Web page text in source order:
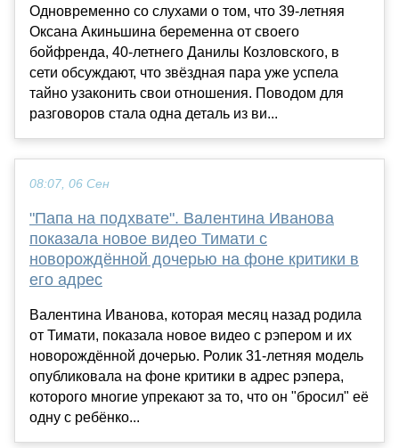
Одновременно со слухами о том, что 39-летняя
Оксана Акиньшина беременна от своего
бойфренда, 40-летнего Данилы Козловского, в
сети обсуждают, что звёздная пара уже успела
тайно узаконить свои отношения. Поводом для
разговоров стала одна деталь из ви...
08:07, 06 Сен
"Папа на подхвате". Валентина Иванова
показала новое видео Тимати с
новорождённой дочерью на фоне критики в
его адрес
Валентина Иванова, которая месяц назад родила
от Тимати, показала новое видео с рэпером и их
новорождённой дочерью. Ролик 31-летняя модель
опубликовала на фоне критики в адрес рэпера,
которого многие упрекают за то, что он "бросил" её
одну с ребёнко...